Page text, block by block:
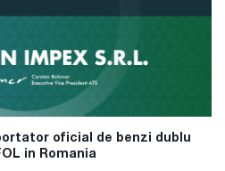
oficial de benzi dublu
in Romania